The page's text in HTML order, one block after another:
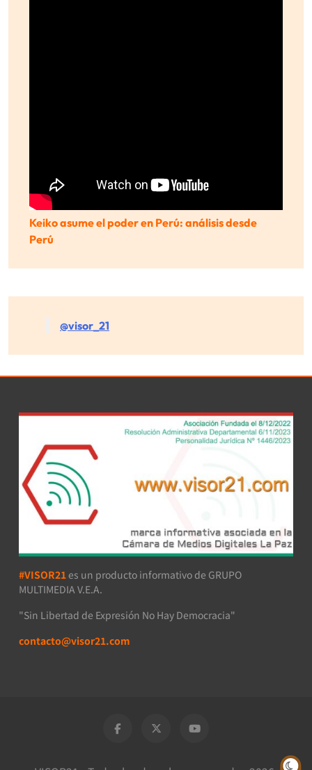
Keiko asume el poder en Perú: análisis desde
Perú
@visor_21
#VISOR21 es un producto informativo de GRUPO
MULTIMEDIA V.E.A.
"Sin Libertad de Expresión No Hay Democracia"
contacto@visor21.com